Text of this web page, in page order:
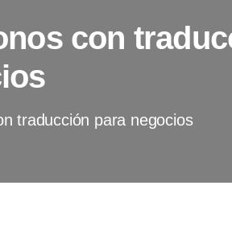
con
traducción para negocios